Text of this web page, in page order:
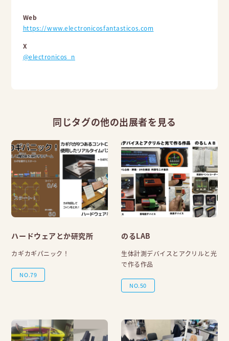
Web
https://www.electronicosfantasticos.com
X
@electronicos_n
同じタグの他の出展者を見る
ハードウェアとか研究所
カギカギパニック！
NO.79
のるLAB
生体計測デバイスとアクリルと光
で作る作品
NO.50